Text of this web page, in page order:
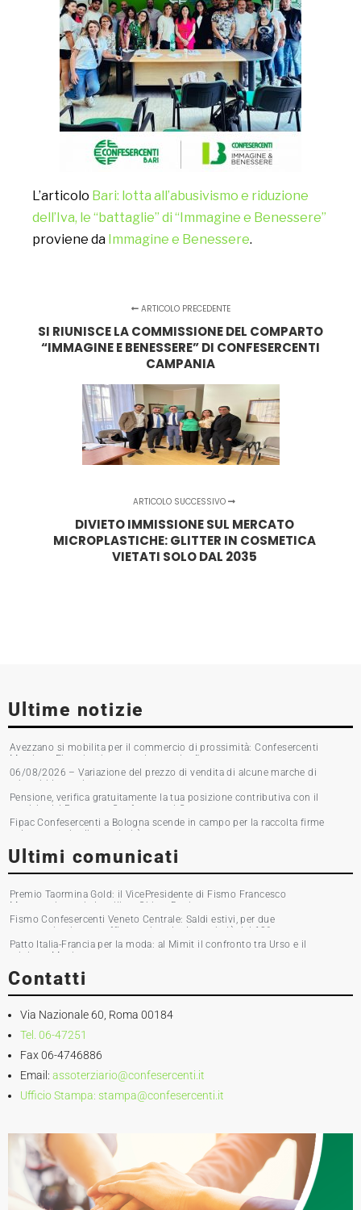
L’articolo Bari: lotta all’abusivismo e riduzione
dell’Iva, le “battaglie” di “Immagine e Benessere”
proviene da Immagine e Benessere.
ARTICOLO PRECEDENTE
SI RIUNISCE LA COMMISSIONE DEL COMPARTO
“IMMAGINE E BENESSERE” DI CONFESERCENTI
CAMPANIA
ARTICOLO SUCCESSIVO
DIVIETO IMMISSIONE SUL MERCATO
MICROPLASTICHE: GLITTER IN COSMETICA
VIETATI SOLO DAL 2035
Ultime notizie
Avezzano si mobilita per il commercio di prossimità: Confesercenti
Marsica e Fipac in piazza per la raccolta firme
06/08/2026 – Variazione del prezzo di vendita di alcune marche di
tabacchi lavorati
Pensione, verifica gratuitamente la tua posizione contributiva con il
servizio del Patronato Confesercenti Grosseto
Fipac Confesercenti a Bologna scende in campo per la raccolta firme
sul commercio di prossimità
Ultimi comunicati
Premio Taormina Gold: il VicePresidente di Fismo Francesco
Musumeci premia la stilista Chiara Boni
Fismo Confesercenti Veneto Centrale: Saldi estivi, per due
commercianti su tre affluenza in calo. Incassi giù del 10%
Patto Italia-Francia per la moda: al Mimit il confronto tra Urso e il
ministro Martin
Contatti
Via Nazionale 60, Roma 00184
Tel. 06-47251
Fax 06-4746886
Email: assoterziario@confesercenti.it
Ufficio Stampa: stampa@confesercenti.it